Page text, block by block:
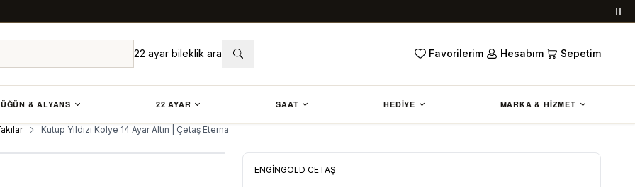
22 ayar bileklik ara Favorilerim Hesabım Sepetim
& ALYANS 22 AYAR SAAT HEDİYE MARKA & HİZMET
Kutup Yıldızı Kolye 14 Ayar Altın | Çetaş Eterna
ENGİNGOLD CETAŞ